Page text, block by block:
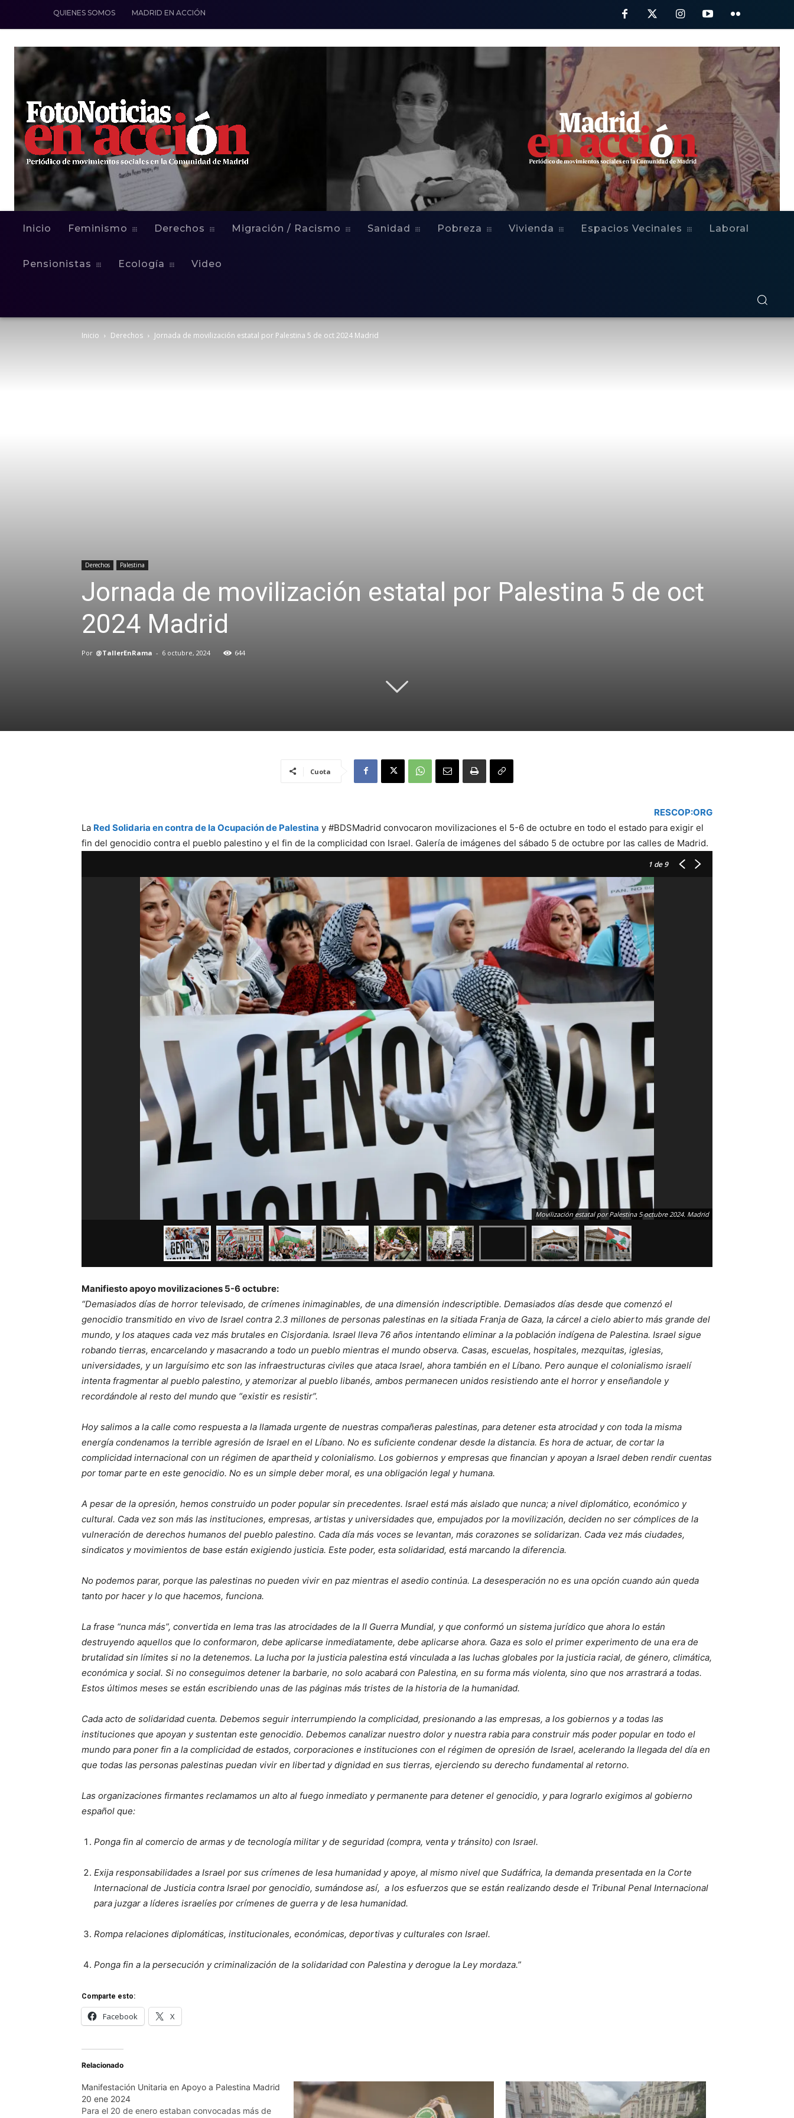
QUIENES SOMOS MADRID EN ACCIÓN
Inicio Feminismo Derechos Migración / Racismo Sanidad Pobreza Vivienda Espacios Vecinales Laboral
Pensionistas Ecología Video
Inicio Derechos Jornada de movilización estatal por Palestina 5 de oct 2024 Madrid
Derechos Palestina
Jornada de movilización estatal por Palestina 5 de oct
2024 Madrid
Por @TallerEnRama - 6 octubre, 2024 644
Cuota
RESCOP:ORG
La Red Solidaria en contra de la Ocupación de Palestina y #BDSMadrid convocaron movilizaciones el 5-6 de octubre en todo el estado para exigir el
fin del genocidio contra el pueblo palestino y el fin de la complicidad con Israel. Galería de imágenes del sábado 5 de octubre por las calles de Madrid.
1 de 9
Movilización estatal por Palestina 5 octubre 2024. Madrid
Manifiesto apoyo movilizaciones 5-6 octubre:
“Demasiados días de horror televisado, de crímenes inimaginables, de una dimensión indescriptible. Demasiados días desde que comenzó el
genocidio transmitido en vivo de Israel contra 2.3 millones de personas palestinas en la sitiada Franja de Gaza, la cárcel a cielo abierto más grande del
mundo, y los ataques cada vez más brutales en Cisjordania. Israel lleva 76 años intentando eliminar a la población indígena de Palestina. Israel sigue
robando tierras, encarcelando y masacrando a todo un pueblo mientras el mundo observa. Casas, escuelas, hospitales, mezquitas, iglesias,
universidades, y un larguísimo etc son las infraestructuras civiles que ataca Israel, ahora también en el Líbano. Pero aunque el colonialismo israelí
intenta fragmentar al pueblo palestino, y atemorizar al pueblo libanés, ambos permanecen unidos resistiendo ante el horror y enseñandole y
recordándole al resto del mundo que “existir es resistir”.
Hoy salimos a la calle como respuesta a la llamada urgente de nuestras compañeras palestinas, para detener esta atrocidad y con toda la misma
energía condenamos la terrible agresión de Israel en el Líbano. No es suficiente condenar desde la distancia. Es hora de actuar, de cortar la
complicidad internacional con un régimen de apartheid y colonialismo. Los gobiernos y empresas que financian y apoyan a Israel deben rendir cuentas
por tomar parte en este genocidio. No es un simple deber moral, es una obligación legal y humana.
A pesar de la opresión, hemos construido un poder popular sin precedentes. Israel está más aislado que nunca; a nivel diplomático, económico y
cultural. Cada vez son más las instituciones, empresas, artistas y universidades que, empujados por la movilización, deciden no ser cómplices de la
vulneración de derechos humanos del pueblo palestino. Cada día más voces se levantan, más corazones se solidarizan. Cada vez más ciudades,
sindicatos y movimientos de base están exigiendo justicia. Este poder, esta solidaridad, está marcando la diferencia.
No podemos parar, porque las palestinas no pueden vivir en paz mientras el asedio continúa. La desesperación no es una opción cuando aún queda
tanto por hacer y lo que hacemos, funciona.
La frase “nunca más”, convertida en lema tras las atrocidades de la II Guerra Mundial, y que conformó un sistema jurídico que ahora lo están
destruyendo aquellos que lo conformaron, debe aplicarse inmediatamente, debe aplicarse ahora. Gaza es solo el primer experimento de una era de
brutalidad sin límites si no la detenemos. La lucha por la justicia palestina está vinculada a las luchas globales por la justicia racial, de género, climática,
económica y social. Si no conseguimos detener la barbarie, no solo acabará con Palestina, en su forma más violenta, sino que nos arrastrará a todas.
Estos últimos meses se están escribiendo unas de las páginas más tristes de la historia de la humanidad.
Cada acto de solidaridad cuenta. Debemos seguir interrumpiendo la complicidad, presionando a las empresas, a los gobiernos y a todas las
instituciones que apoyan y sustentan este genocidio. Debemos canalizar nuestro dolor y nuestra rabia para construir más poder popular en todo el
mundo para poner fin a la complicidad de estados, corporaciones e instituciones con el régimen de opresión de Israel, acelerando la llegada del día en
que todas las personas palestinas puedan vivir en libertad y dignidad en sus tierras, ejerciendo su derecho fundamental al retorno.
Las organizaciones firmantes reclamamos un alto al fuego inmediato y permanente para detener el genocidio, y para lograrlo exigimos al gobierno
español que:
Ponga fin al comercio de armas y de tecnología militar y de seguridad (compra, venta y tránsito) con Israel.
Exija responsabilidades a Israel por sus crímenes de lesa humanidad y apoye, al mismo nivel que Sudáfrica, la demanda presentada en la Corte
Internacional de Justicia contra Israel por genocidio, sumándose así, a los esfuerzos que se están realizando desde el Tribunal Penal Internacional
para juzgar a líderes israelíes por crímenes de guerra y de lesa humanidad.
Rompa relaciones diplomáticas, institucionales, económicas, deportivas y culturales con Israel.
Ponga fin a la persecución y criminalización de la solidaridad con Palestina y derogue la Ley mordaza.”
Comparte esto:
Facebook X
Relacionado
Manifestación Unitaria en Apoyo a Palestina Madrid
20 ene 2024
Para el 20 de enero estaban convocadas más de